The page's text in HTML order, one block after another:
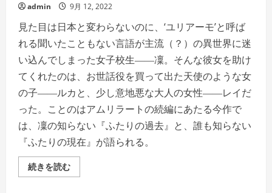
admin 9月 12, 2022
見た目は日本と変わらないのに、‘ユリアーモ’と呼ば
れる聞いたこともない言語が主流（？）の異世界に迷
い込んでしまった女子校生――凜。そんな彼女を助け
てくれたのは、お世話役を買って出た天使のような女
の子――ルカと、少し意地悪な大人の女性――レイだ
った。ことのはアムリラートの続編にあたる今作で
は、凜の知らない『ふたりの過去』と、誰も知らない
『ふたりの現在』が語られる。
続きを読む【全
年